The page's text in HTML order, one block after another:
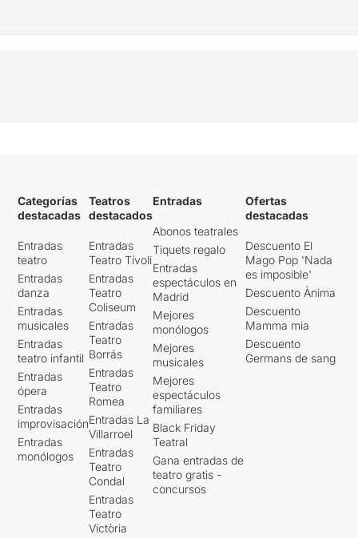
Categorías
destacadas
Entradas
teatro
Entradas
danza
Entradas
musicales
Entradas
teatro infantil
Entradas
ópera
Entradas
improvisación
Entradas
monólogos
Teatros
destacados
Entradas
Teatro Tívoli
Entradas
Teatro
Coliseum
Entradas
Teatro
Borrás
Entradas
Teatro
Romea
Entradas La
Villarroel
Entradas
Teatro
Condal
Entradas
Teatro
Victòria
Entradas
Abonos teatrales
Tiquets regalo
Entradas
espectáculos en
Madrid
Mejores
monólogos
Mejores
musicales
Mejores
espectáculos
familiares
Black Friday
Teatral
Gana entradas de
teatro gratis -
concursos
Ofertas
destacadas
Descuento El
Mago Pop 'Nada
es imposible'
Descuento Ànima
Descuento
Mamma mia
Descuento
Germans de sang